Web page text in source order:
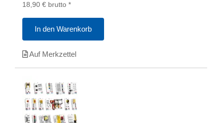
18,90 € brutto *
In den Warenkorb
Auf Merkzettel